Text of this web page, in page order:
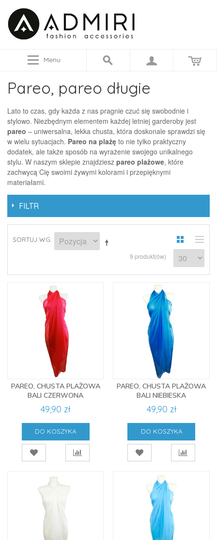
Menu
Pareo, pareo długie
Lato to czas, gdy każda z nas pragnie czuć się swobodnie i
stylowo. Niezbędnym elementem każdej letniej garderoby jest
pareo – uniwersalna, lekka chusta, która doskonale sprawdzi się
w wielu sytuacjach. Pareo na plażę to nie tylko praktyczny
dodatek, ale także sposób na wyrażenie swojego unikalnego
stylu. W naszym sklepie znajdziesz pareo plażowe, które
zachwycą Cię swoimi żywymi kolorami i przepięknymi
materiałami.
FILTR
SORTUJ WG
9 produkt(ów)
PAREO, CHUSTA PLAŻOWA
BALI CZERWONA
49,90 zł
DO KOSZYKA
PAREO, CHUSTA PLAŻOWA
BALI NIEBIESKA
49,90 zł
DO KOSZYKA